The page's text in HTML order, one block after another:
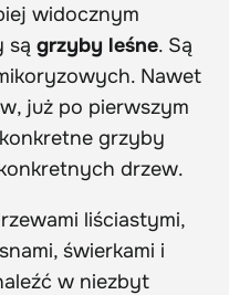
widocznym
są grzyby leśne. Są
Nawet
już po pierwszym
grzyby
drzew.
liściastymi,
świerkami i
w niezbyt